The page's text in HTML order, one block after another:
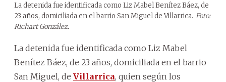
La detenida fue identificada como Liz Mabel Benítez Báez, de
23 años, domiciliada en el barrio San Miguel de Villarrica. Foto:
Richart González.
La detenida fue identificada como Liz Mabel
Benítez Báez, de 23 años, domiciliada en el barrio
San Miguel, de Villarrica, quien según los